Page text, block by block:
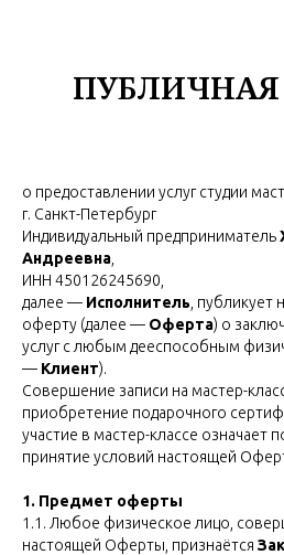
о предоставлении услуг студии
г. Санкт-Петербург
Индивидуальный предприниматель
Андреевна
ИНН 450126245690,
далее — Исполнитель ,
оферту (далее — Оферта) о
услуг с любым дееспособным
— Клиент).
Совершение записи на мастер-
приобретение подарочного
участие в мастер-классе означает
принятие условий настоящей
1. Предмет оферты
1.1. Любое физическое лицо,
настоящей Оферты, признаётся